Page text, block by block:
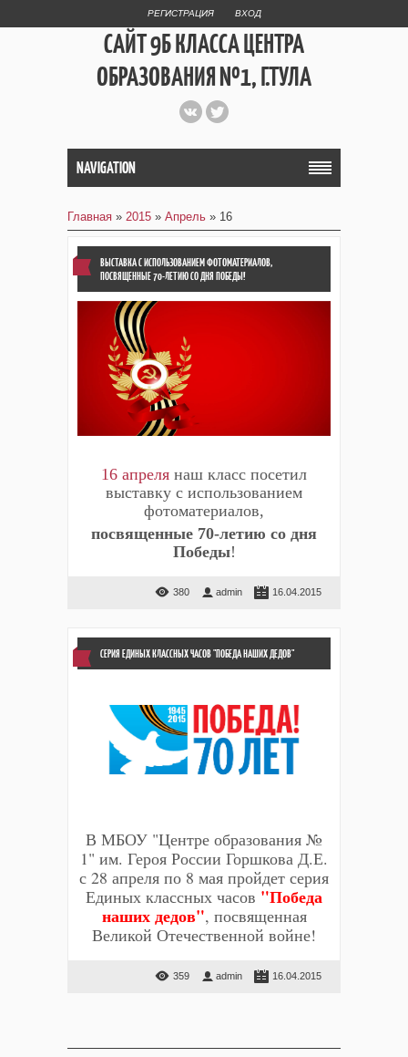
РЕГИСТРАЦИЯ ВХОД
САЙТ 9Б КЛАССА ЦЕНТРА
ОБРАЗОВАНИЯ №1, Г.ТУЛА
СТРУКТУРНОЕ
ПОДРАЗДЕЛЕНИЕ
ЛИЦЕЙ №4
NAVIGATION
Главная » 2015 » Апрель » 16
ВЫСТАВКА С ИСПОЛЬЗОВАНИЕМ ФОТОМАТЕРИАЛОВ,
ПОСВЯЩЕННЫЕ 70-ЛЕТИЮ СО ДНЯ ПОБЕДЫ!
16 апреля наш класс посетил
выставку с использованием
фотоматериалов,
посвященные 70-летию со дня
Победы!
380 admin 16.04.2015
СЕРИЯ ЕДИНЫХ КЛАССНЫХ ЧАСОВ "ПОБЕДА НАШИХ ДЕДОВ"
В МБОУ "Центре образования №
1" им. Героя России Горшкова Д.Е.
с 28 апреля по 8 мая пройдет серия
Единых классных часов "Победа
наших дедов", посвященная
Великой Отечественной войне!
359 admin 16.04.2015